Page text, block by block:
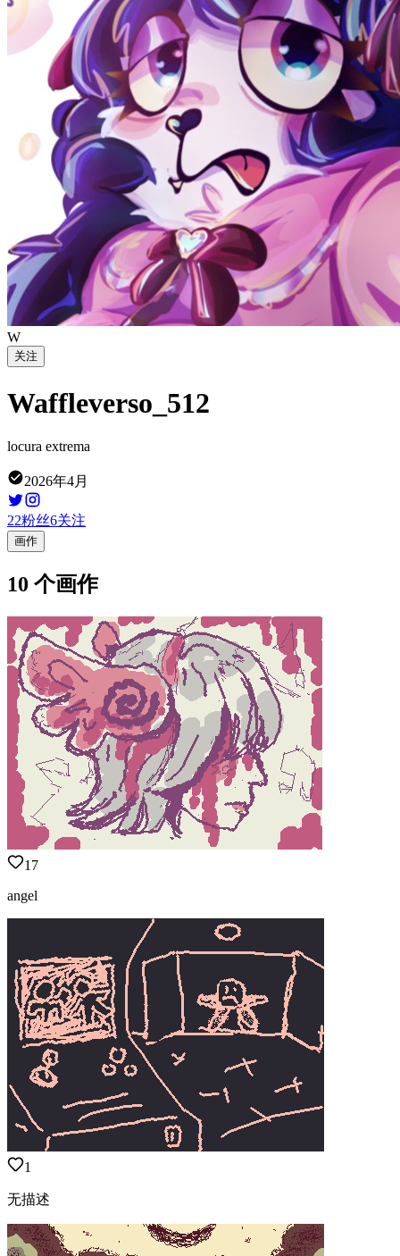
W
关注
Waffleverso_512
locura extrema
2026年4月
22粉丝6关注
画作
10 个画作
17
angel
1
无描述